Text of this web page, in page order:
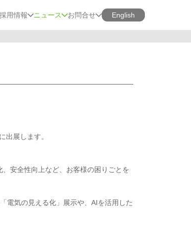
採用情報 ニュース お問合せ English
出展します。
安全性向上など、お客様の困りごとを
電気の見える化」展示や、AIを活用した